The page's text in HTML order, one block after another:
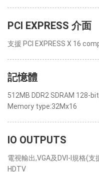
PCI EXPRESS 介面
支援 PCI EXPRESS X 16
記憶體
512MB DDR2 SDRAM 128-
Memory type:32Mx16
IO OUTPUTS
電視輸出,VGA及DVI-I規格(支
HDTV